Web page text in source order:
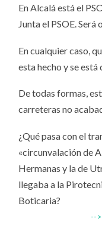
En Alcalá está el
Junta el PSOE. Será
En cualquier caso,
esta hecho y se
De todas formas,
carreteras no
¿Qué pasa con el
«circunvalación de
Hermanas y la de
llegaba a la
Boticaria?
--